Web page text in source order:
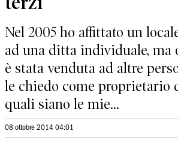
Nel 2005 ho affittato un
ad una ditta individuale,
è stata venduta ad altre
le chiedo come proprietario
quali siano le mie...
08 ottobre 2014 04:01